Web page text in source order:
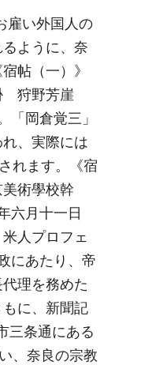
雇い外国人の
ように、奈
帖（一）》
狩野芳崖
岡倉覚三」
、実際には
れます。《宿
術學校幹
六月十一日
人プロフェ
にあたり、帝
理を務めた
に、新聞記
三条通にある
、奈良の宗教